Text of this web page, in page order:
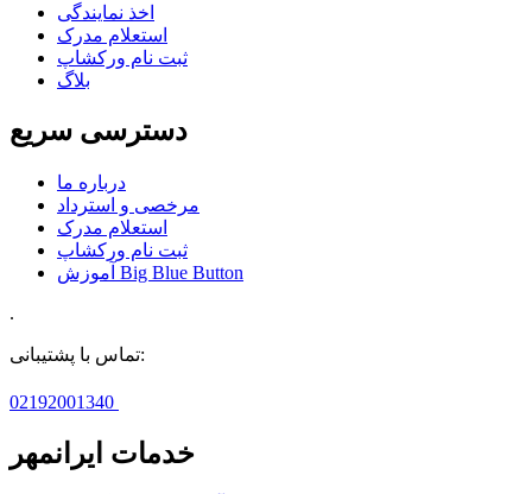
اخذ نمايندگی
استعلام مدرک
ثبت نام ورکشاپ
بلاگ
دسترسی سریع
درباره ما
مرخصی و استرداد
استعلام مدرک
ثبت نام ورکشاپ
آموزش Big Blue Button
.
تماس با پشتیبانی:
02192001340
خدمات ایرانمهر